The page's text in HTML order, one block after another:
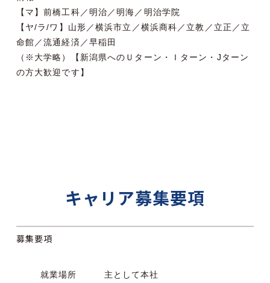
【マ】前橋工科／明治／明海／明治学院
【ヤ/ラ/ワ】山形／横浜市立／横浜商科／立教／立正／立
命館／流通経済／早稲田
（※大学略）【新潟県へのＵターン・Ｉターン・Jターン
の方大歓迎です】
キャリア募集要項
募集要項
就業場所 主として本社